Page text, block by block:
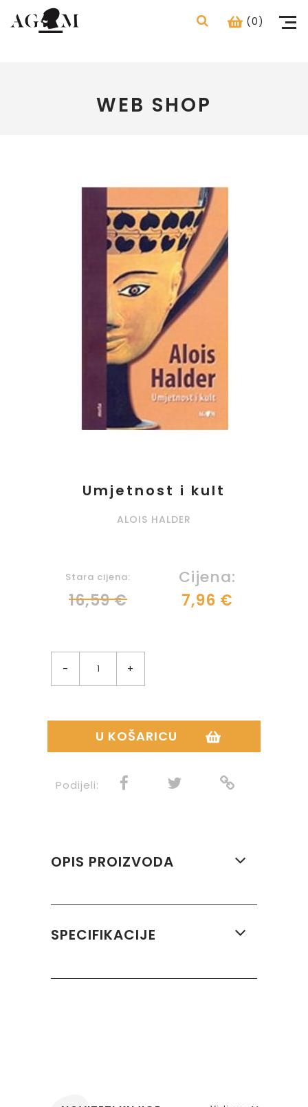
(0)
WEB SHOP
Umjetnost i kult
ALOIS HALDER
Stara cijena:
16,59 €
Cijena:
7,96 €
- +
U KOŠARICU
Podijeli:
OPIS PROIZVODA
SPECIFIKACIJE